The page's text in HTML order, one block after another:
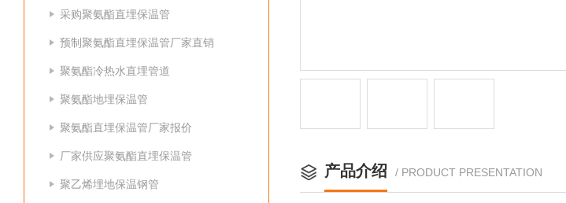
采购聚氨酯直埋保温管
预制聚氨酯直埋保温管厂家直销
聚氨酯冷热水直埋管道
聚氨酯地埋保温管
聚氨酯直埋保温管厂家报价
厂家供应聚氨酯直埋保温管
聚乙烯埋地保温钢管
产品介绍 / PRODUCT PRESENTATION